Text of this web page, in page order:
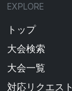
EXPLORE
トップ
大会検索
大会一覧
対応リクエスト